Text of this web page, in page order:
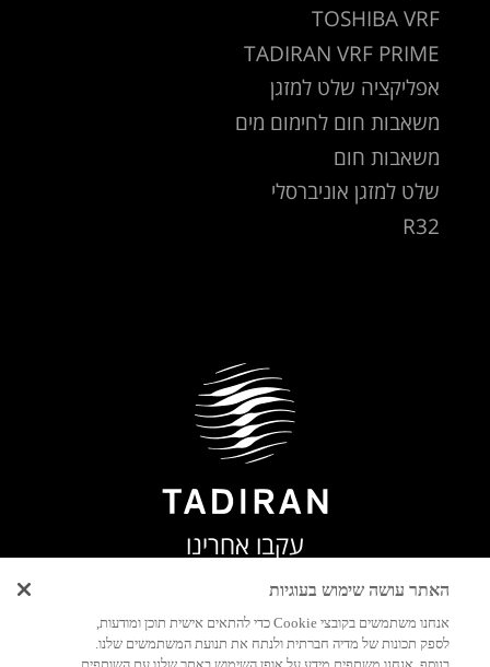
TOSHIBA VRF
TADIRAN VRF PRIME
אפליקציה שלט למזגן
משאבות חום לחימום מים
משאבות חום
שלט למזגן אוניברסלי
R32
עקבו אחרינו
האתר עושה שימוש בעוגיות
אנחנו משתמשים בקובצי Cookie כדי להתאים אישית תוכן ומודעות,
לספק תכונות של מדיה חברתית ולנתח את תנועת המשתמשים שלנו.